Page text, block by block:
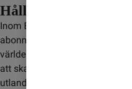
Håll koll på roaming
Inom EU/EES ingår fri
abonnemang och kontantkort,
världen. Ett bra sätt att slippa
att skaffa ett Surfpaket. Med
utlandssurf till ett fast pris.